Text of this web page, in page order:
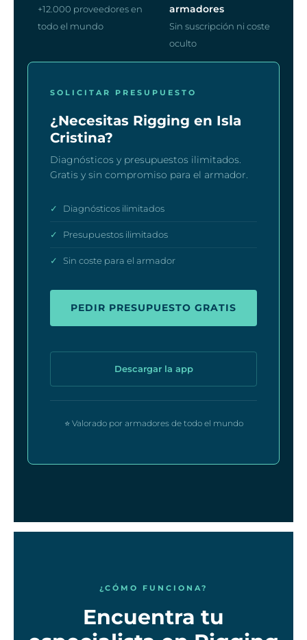
+12.000 proveedores en
todo el mundo
armadores
Sin suscripción ni coste
oculto
SOLICITAR PRESUPUESTO
¿Necesitas Rigging en Isla
Cristina?
Diagnósticos y presupuestos ilimitados.
Gratis y sin compromiso para el armador.
✓ Diagnósticos ilimitados
✓ Presupuestos ilimitados
✓ Sin coste para el armador
PEDIR PRESUPUESTO GRATIS
Descargar la app
⭐ Valorado por armadores de todo el mundo
¿CÓMO FUNCIONA?
Encuentra tu